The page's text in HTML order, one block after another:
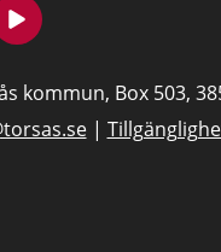
kommun, Box 503,
|